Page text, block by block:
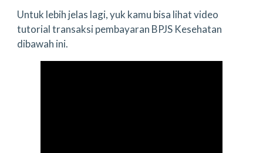
Untuk lebih jelas lagi, yuk kamu bisa lihat video
tutorial transaksi pembayaran BPJS Kesehatan
dibawah ini.